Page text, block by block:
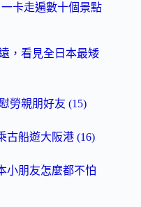
卡走遍數十個景點
，看見全日本最矮
勞親朋好友 (15)
古船遊大阪港 (16)
小朋友怎麼都不怕